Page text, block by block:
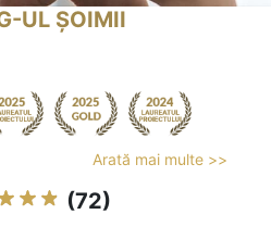
UL ȘOIMII
Arată mai multe >>
(72)